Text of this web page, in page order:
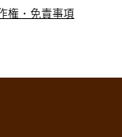
権・免責事項